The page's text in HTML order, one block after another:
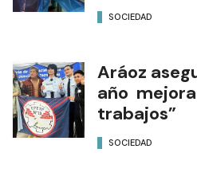
SOCIEDAD
Aráoz
año
trabajos”
SOCIEDAD